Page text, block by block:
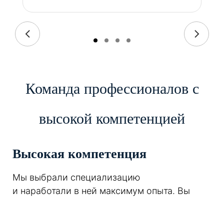
Команда профессионалов с
высокой компетенцией
Высокая компетенция
Мы выбрали специализацию
и наработали в ней максимум опыта. Вы